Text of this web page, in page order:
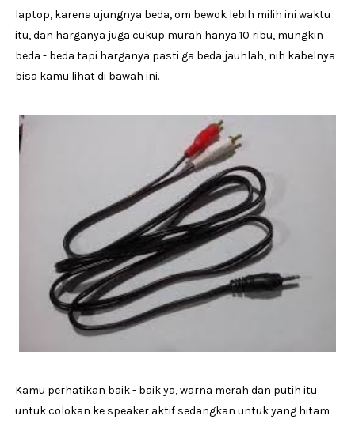
laptop, karena ujungnya beda, om bewok lebih milih ini waktu
itu, dan harganya juga cukup murah hanya 10 ribu, mungkin
beda - beda tapi harganya pasti ga beda jauhlah, nih kabelnya
bisa kamu lihat di bawah ini.
Kamu perhatikan baik - baik ya, warna merah dan putih itu
untuk colokan ke speaker aktif sedangkan untuk yang hitam